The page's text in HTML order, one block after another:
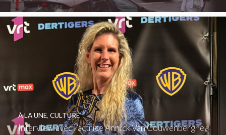
Interview avec l’actrice Annick Van Couwenberghe :
À LA UNE, CULTURE